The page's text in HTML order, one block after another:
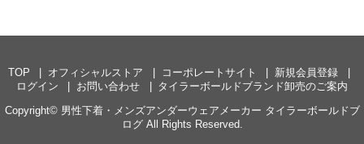
TOP オフィシャルストア コーポレートサイト
新規会員登録
ログイン
お問い合わせ
タイラーボールドブランド卸売のご案内
Copyright© 男性下着・メンズアンダーウェアメーカー タイラーボールドブ
ログAll Rights Reserved.